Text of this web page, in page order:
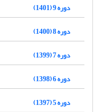
دوره 9 (1401)
دوره 8 (1400)
دوره 7 (1399)
دوره 6 (1398)
دوره 5 (1397)